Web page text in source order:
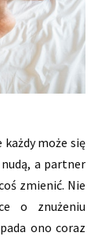
każdy może się
a partner
zmienić. Nie
o znużeniu
ono coraz